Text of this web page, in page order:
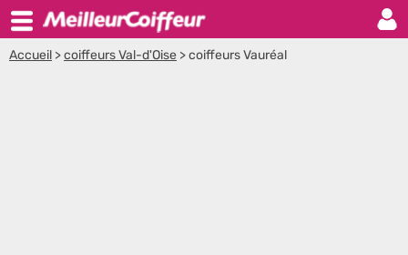
Accueil >coiffeurs Val-d'Oise >coiffeurs Vauréal